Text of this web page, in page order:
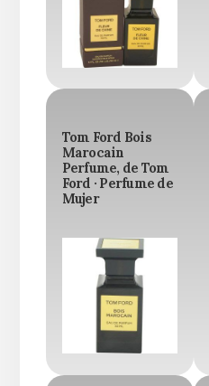
Tom Ford Bois
Marocain
Perfume, de Tom
Ford · Perfume de
Mujer